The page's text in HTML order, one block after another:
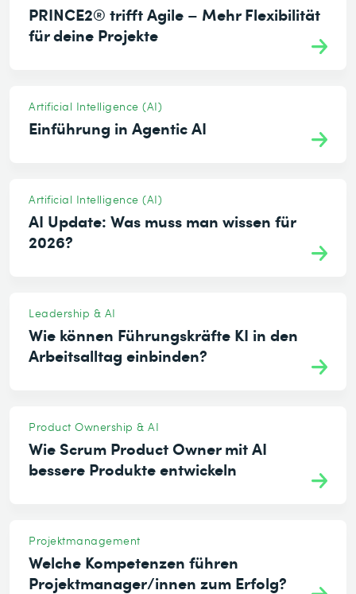
PRINCE2® trifft Agile – Mehr Flexibilität
für deine Projekte
Artificial Intelligence (AI)
Einführung in Agentic AI
Artificial Intelligence (AI)
AI Update: Was muss man wissen für
2026?
Leadership & AI
Wie können Führungskräfte KI in den
Arbeitsalltag einbinden?
Product Ownership & AI
Wie Scrum Product Owner mit AI
bessere Produkte entwickeln
Projektmanagement
Welche Kompetenzen führen
Projektmanager/innen zum Erfolg?